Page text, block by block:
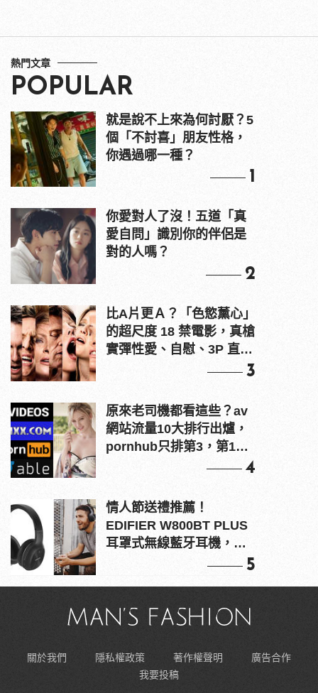
熱門文章
POPULAR
就是說不上來為何討厭？5
個「不討喜」朋友性格，
你遇過哪一種？
1
你愛對人了沒！五道「真
愛自問」識別你的伴侶是
對的人嗎？
2
比A片更Ａ？「色慾薰心」
的超尺度 18 禁電影，真槍
實彈性愛、自慰、3P 直接
3
原來老司機都看這些？av
網站流量10大排行出爐，
pornhub只排第3，第1名
4
情人節送禮推薦！
EDIFIER W800BT PLUS
耳罩式無線藍牙耳機，在
5
關於我們 隱私權政策 著作權聲明
廣告合作
我要投稿